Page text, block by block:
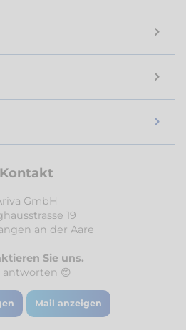
Kontakt
GmbH
19
an der Aare
Sie uns.
antworten 😊
Mail anzeigen